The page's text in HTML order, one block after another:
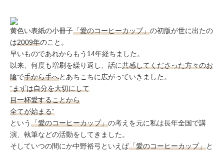
SERIES#02 水へ
のこだわり
SERIES#03 無
添加化粧品につ
いて
いるサロンを探
す
定とは？
肌改善のプロと
は？
一覧
奥迫協子スペシ
お悩みから記事
ニキビ 日焼け 首
のしわ 敏感肌 た
るみ シミ
黄色い表紙の小冊子「愛のコーヒーカップ」の初版が世に出たの
は2009年のこと。
早いものであれからもう14年経ちました。
以来、何度も増刷を繰り返し、話に共感してくださった方々のお
陰で手から手へとあちこちに広がっていきました。
“まずは自分を大切にして
目一杯愛することから
全てが始まる”
という「愛のコーヒーカップ」の考えを元に私は長年全国で講
演、執筆などの活動をしてきました。
そしていつの間にか中野裕弓といえば「愛のコーヒーカップ」と